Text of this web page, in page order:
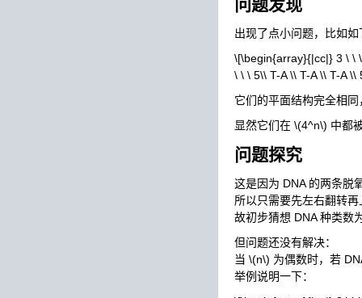
问题发现
出现了点小问题，比如
\[\begin{array}{|cc|} 3 \ \
\ \ \ 5\\ T-A \\ T-A \\ T-A
它们的平面结构完全相
显然它们在 \(4^n\) 中都
问题探究
这是因为 DNA 的两条脱
所以只需要先左右翻转
故初步猜想 DNA 种类数
但问题还没有解决：
当 \(n\) 为偶数时，若
举例说明一下：